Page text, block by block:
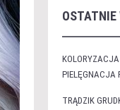
OSTATNIE
PIELĘGNACJA
TRĄDZIK